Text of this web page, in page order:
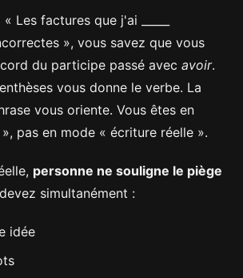
Les factures que j'ai _____
», vous savez que vous
du participe passé avec avoir.
vous donne le verbe. La
vous oriente. Vous êtes en
pas en mode « écriture réelle ».
personne ne souligne le piège
simultanément :
idée